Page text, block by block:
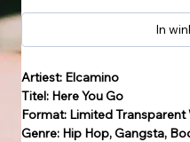
In
Artiest: Elcamino
Titel: Here You Go
Format: Limited
Genre: Hip Hop, Gangsta,